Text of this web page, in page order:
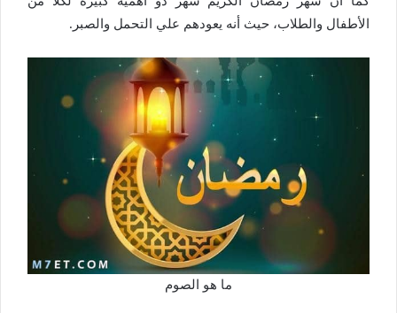
الأطفال والطلاب، حيث أنه يعودهم علي التحمل والصبر.
ما هو الصوم